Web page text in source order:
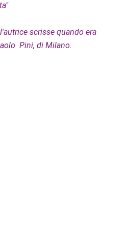
scrisse quando era
Pini, di Milano.